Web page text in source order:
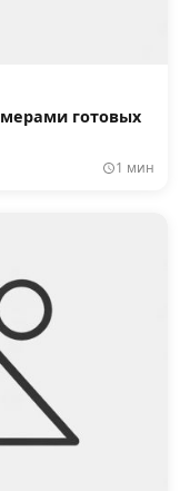
готовых
1 мин